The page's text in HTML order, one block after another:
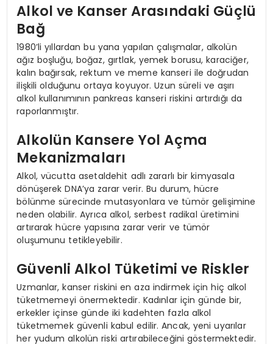
Alkol ve Kanser Arasındaki Güçlü
Bağ
1980’li yıllardan bu yana yapılan çalışmalar, alkolün
ağız boşluğu, boğaz, gırtlak, yemek borusu, karaciğer,
kalın bağırsak, rektum ve meme kanseri ile doğrudan
ilişkili olduğunu ortaya koyuyor. Uzun süreli ve aşırı
alkol kullanımının pankreas kanseri riskini artırdığı da
raporlanmıştır.
Alkolün Kansere Yol Açma
Mekanizmaları
Alkol, vücutta asetaldehit adlı zararlı bir kimyasala
dönüşerek DNA’ya zarar verir. Bu durum, hücre
bölünme sürecinde mutasyonlara ve tümör gelişimine
neden olabilir. Ayrıca alkol, serbest radikal üretimini
artırarak hücre yapısına zarar verir ve tümör
oluşumunu tetikleyebilir.
Güvenli Alkol Tüketimi ve Riskler
Uzmanlar, kanser riskini en aza indirmek için hiç alkol
tüketmemeyi önermektedir. Kadınlar için günde bir,
erkekler içinse günde iki kadehten fazla alkol
tüketmemek güvenli kabul edilir. Ancak, yeni uyarılar
her yudum alkolün riski artırabileceğini göstermektedir.